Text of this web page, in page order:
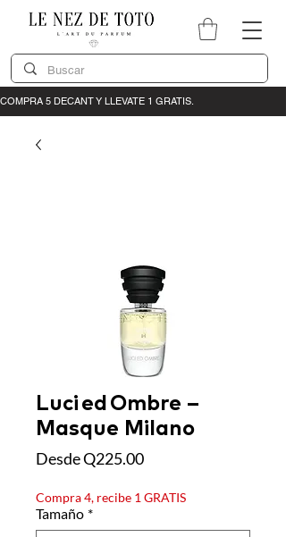
Luci ed Ombre –
Masque Milano
DesdeQ225.00Precio
oferta
Compra 4, recibe 1 GRATIS
Tamaño *